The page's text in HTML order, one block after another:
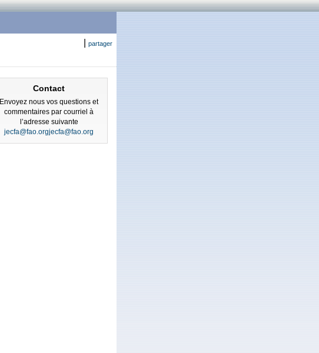
partager
Contact
Envoyez nous vos questions et
commentaires par courriel à
l’adresse suivante
jecfa@fao.orgjecfa@fao.org